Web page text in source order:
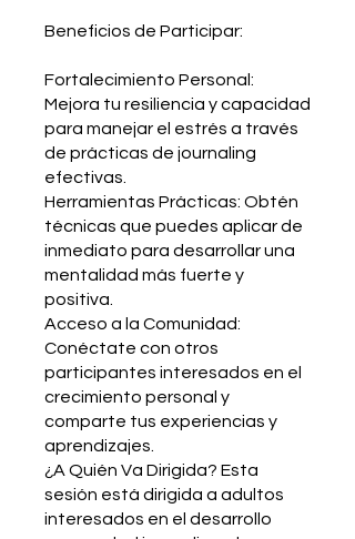
Beneficios de Participar:
Fortalecimiento Personal:
Mejora tu resiliencia y capacidad
para manejar el estrés a través
de prácticas de journaling
efectivas.
Herramientas Prácticas: Obtén
técnicas que puedes aplicar de
inmediato para desarrollar una
mentalidad más fuerte y
positiva.
Acceso a la Comunidad:
Conéctate con otros
participantes interesados en el
crecimiento personal y
comparte tus experiencias y
aprendizajes.
¿A Quién Va Dirigida? Esta
sesión está dirigida a adultos
interesados en el desarrollo